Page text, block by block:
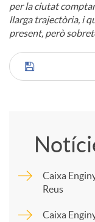
per la ciutat
llarga trajectòria, i
present, però
C
m
Caixa
Reus
Caixa